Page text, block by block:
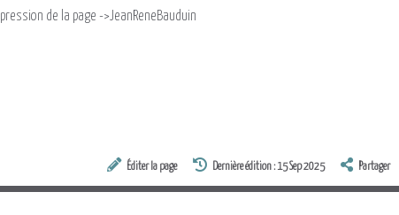
de la page ->JeanReneBauduin
Éditer la page Dernière édition : 15 Sep 2025 Partager